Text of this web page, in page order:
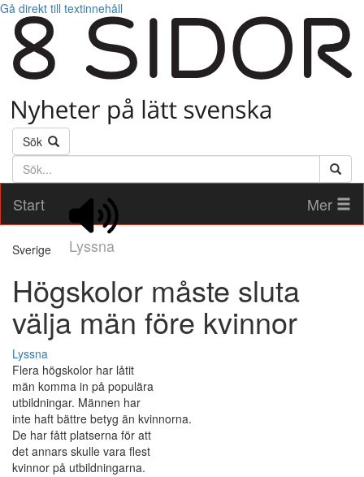
Gå direkt till textinnehåll
Sök
Söktext
Start
Lyssna
Mer
Sverige
Högskolor måste sluta
välja män före kvinnor
Lyssna
Flera högskolor har låtit
män komma in på populära
utbildningar. Männen har
inte haft bättre betyg än kvinnorna.
De har fått platserna för att
det annars skulle vara flest
kvinnor på utbildningarna.